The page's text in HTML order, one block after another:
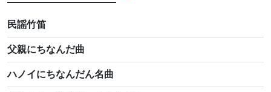
民謡竹笛
父親にちなんだ曲
ハノイにちなんだん名曲